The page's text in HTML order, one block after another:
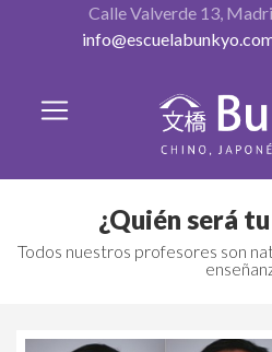
Calle Valverde 13,
¿Quién será
Todos nuestros profesores son